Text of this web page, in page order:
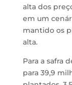
alta dos
em um
mantido os
alta.
Para a safra
para 39,9